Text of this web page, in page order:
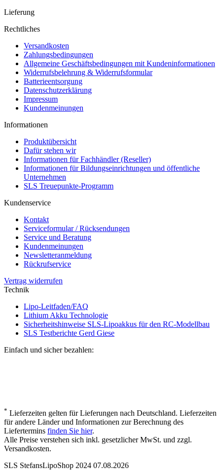
Lieferung
Rechtliches
Versandkosten
Zahlungsbedingungen
Allgemeine Geschäftsbedingungen mit Kundeninformationen
Widerrufsbelehrung & Widerrufsformular
Batterieentsorgung
Datenschutzerklärung
Impressum
Kundenmeinungen
Informationen
Produktübersicht
Dafür stehen wir
Informationen für Fachhändler (Reseller)
Informationen für Bildungseinrichtungen und öffentliche
Unternehmen
SLS Treuepunkte-Programm
Kundenservice
Kontakt
Serviceformular / Rücksendungen
Service und Beratung
Kundenmeinungen
Newsletteranmeldung
Rückrufservice
Vertrag widerrufen
Technik
Lipo-Leitfaden/FAQ
Lithium Akku Technologie
Sicherheitshinweise SLS-Lipoakkus für den RC-Modellbau
SLS Testberichte Gerd Giese
Einfach und sicher bezahlen:
* Lieferzeiten gelten für Lieferungen nach Deutschland. Lieferzeiten
für andere Länder und Informationen zur Berechnung des
Liefertermins finden Sie hier.
Alle Preise verstehen sich inkl. gesetzlicher MwSt. und zzgl.
Versandkosten.
SLS StefansLipoShop 2024 07.08.2026